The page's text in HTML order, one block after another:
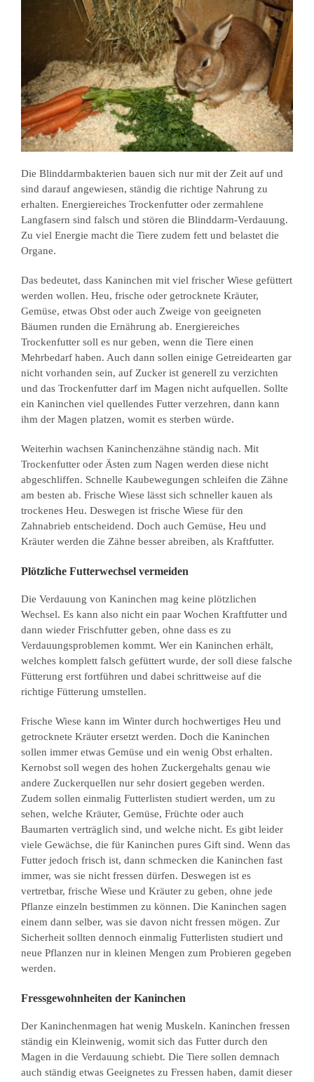
Die Blinddarmbakterien bauen sich nur mit der Zeit auf und
sind darauf angewiesen, ständig die richtige Nahrung zu
erhalten. Energiereiches Trockenfutter oder zermahlene
Langfasern sind falsch und stören die Blinddarm-Verdauung.
Zu viel Energie macht die Tiere zudem fett und belastet die
Organe.
Das bedeutet, dass Kaninchen mit viel frischer Wiese gefüttert
werden wollen. Heu, frische oder getrocknete Kräuter,
Gemüse, etwas Obst oder auch Zweige von geeigneten
Bäumen runden die Ernährung ab. Energiereiches
Trockenfutter soll es nur geben, wenn die Tiere einen
Mehrbedarf haben. Auch dann sollen einige Getreidearten gar
nicht vorhanden sein, auf Zucker ist generell zu verzichten
und das Trockenfutter darf im Magen nicht aufquellen. Sollte
ein Kaninchen viel quellendes Futter verzehren, dann kann
ihm der Magen platzen, womit es sterben würde.
Weiterhin wachsen Kaninchenzähne ständig nach. Mit
Trockenfutter oder Ästen zum Nagen werden diese nicht
abgeschliffen. Schnelle Kaubewegungen schleifen die Zähne
am besten ab. Frische Wiese lässt sich schneller kauen als
trockenes Heu. Deswegen ist frische Wiese für den
Zahnabrieb entscheidend. Doch auch Gemüse, Heu und
Kräuter werden die Zähne besser abreiben, als Kraftfutter.
Plötzliche Futterwechsel vermeiden
Die Verdauung von Kaninchen mag keine plötzlichen
Wechsel. Es kann also nicht ein paar Wochen Kraftfutter und
dann wieder Frischfutter geben, ohne dass es zu
Verdauungsproblemen kommt. Wer ein Kaninchen erhält,
welches komplett falsch gefüttert wurde, der soll diese falsche
Fütterung erst fortführen und dabei schrittweise auf die
richtige Fütterung umstellen.
Frische Wiese kann im Winter durch hochwertiges Heu und
getrocknete Kräuter ersetzt werden. Doch die Kaninchen
sollen immer etwas Gemüse und ein wenig Obst erhalten.
Kernobst soll wegen des hohen Zuckergehalts genau wie
andere Zuckerquellen nur sehr dosiert gegeben werden.
Zudem sollen einmalig Futterlisten studiert werden, um zu
sehen, welche Kräuter, Gemüse, Früchte oder auch
Baumarten verträglich sind, und welche nicht. Es gibt leider
viele Gewächse, die für Kaninchen pures Gift sind. Wenn das
Futter jedoch frisch ist, dann schmecken die Kaninchen fast
immer, was sie nicht fressen dürfen. Deswegen ist es
vertretbar, frische Wiese und Kräuter zu geben, ohne jede
Pflanze einzeln bestimmen zu können. Die Kaninchen sagen
einem dann selber, was sie davon nicht fressen mögen. Zur
Sicherheit sollten dennoch einmalig Futterlisten studiert und
neue Pflanzen nur in kleinen Mengen zum Probieren gegeben
werden.
Fressgewohnheiten der Kaninchen
Der Kaninchenmagen hat wenig Muskeln. Kaninchen fressen
ständig ein Kleinwenig, womit sich das Futter durch den
Magen in die Verdauung schiebt. Die Tiere sollen demnach
auch ständig etwas Geeignetes zu Fressen haben, damit dieser